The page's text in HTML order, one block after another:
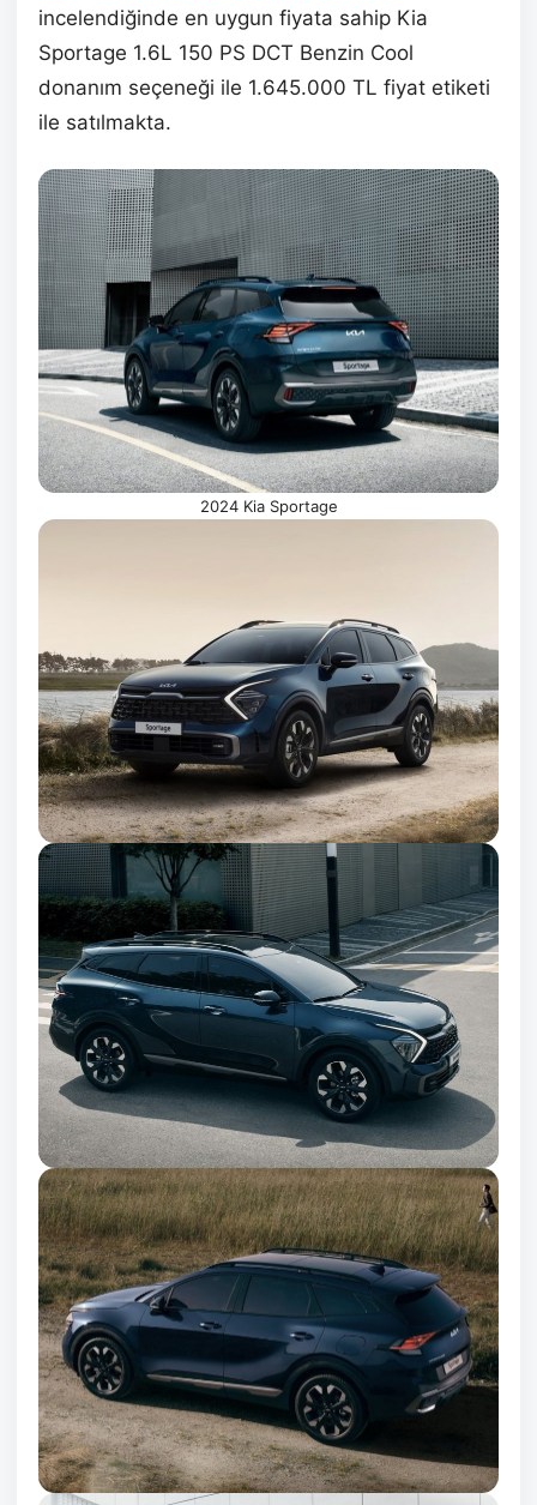
incelendiğinde en uygun fiyata sahip Kia
Sportage 1.6L 150 PS DCT Benzin Cool
donanım seçeneği ile 1.645.000 TL fiyat etiketi
ile satılmakta.
2024 Kia Sportage